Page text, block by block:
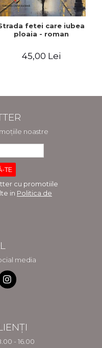
fetei care iubea
ploaia - roman
45,00 Lei
noastre
cu promotiile
in Politica de
media
- 16.00